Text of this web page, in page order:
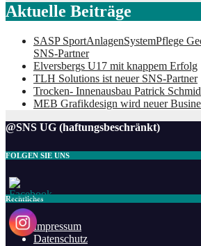
Aktuelle Beiträge
SASP SportAnlagenSystemPflege
SNS-Partner
Elversbergs U17 mit knappem Erfolg
TLH Solutions ist neuer SNS-Partner
Trocken- Innenausbau Patrick
MEB Grafikdesign wird neuer
@SNS UG (haftungsbeschränkt)
FOLGEN SIE UNS
Rechtliches
Impressum
Datenschutz